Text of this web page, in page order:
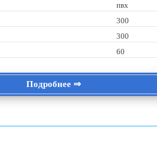
пвх
300
300
60
Подробнее ⇒